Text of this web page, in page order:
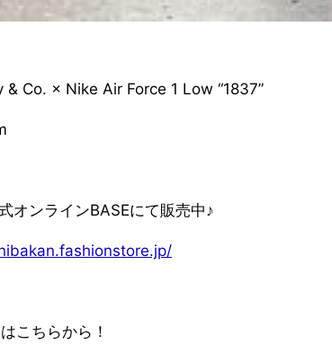
Co. × Nike Air Force 1 Low “1837”
オンラインBASEにて販売中♪
こちらから！